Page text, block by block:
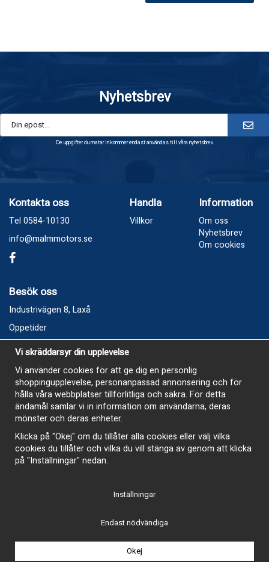
Nyhetsbrev
De uppgifter du matar in kommer endast användas till våra nyhetsbrev.
Kontakta oss
Tel 0584-10130
info@malmmotors.se
Handla
Villkor
Information
Om oss
Nyhetsbrev
Om cookies
Besök oss
Industrivägen 8, Laxå
Öppetider
Vecka 32
Måndag kl 9-12, kl 13 - 15
Onsdag kl 9-12, kl 13 - 15
Tisdag, Tordag och Fredag stängt
E-Handelsbutiken är öppen och paket skickas hela
sommaren
Wikinggruppen
Vi skräddarsyr din upplevelse
Vi använder cookies för att ge dig en personlig
shoppingupplevelse, personanpassad annonsering och för
hålla våra webbplatser tillförlitliga och säkra. För detta
ändamål samlar vi in information om användarna, deras
mönster och deras enheter.
Klicka på "Okej" om du tillåter alla cookies eller välj vilka
cookies du tillåter och vilka du vill stänga av genom att klicka
på "Inställningar" nedan.
Inställningar
Endast nödvändiga
Okej